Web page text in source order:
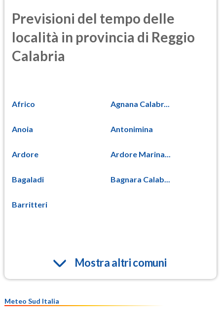
Previsioni del tempo delle
località in provincia di Reggio
Calabria
Africo Agnana Calabr...
Anoia Antonimina
Ardore Ardore Marina...
Bagaladi Bagnara Calab...
Barritteri
Mostra altri comuni
Meteo Sud Italia